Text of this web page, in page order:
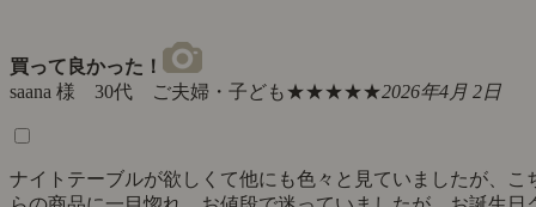
買って良かった！
saana 様 30代 ご夫婦・子ども★★★★★2026年4月 2日
ナイトテーブルが欲しくて他にも色々と見ていましたが、こ